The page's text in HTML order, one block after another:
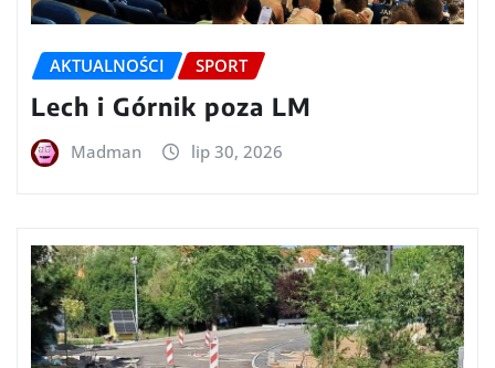
AKTUALNOŚCI SPORT
Lech i Górnik poza LM
Madman lip 30, 2026